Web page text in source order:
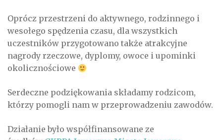
Oprócz przestrzeni do aktywnego, rodzinnego i
wesołego spędzenia czasu, dla wszystkich
uczestników przygotowano także atrakcyjne
nagrody rzeczowe, dyplomy, owoce i upominki
okolicznościowe
Serdeczne podziękowania składamy rodzicom,
którzy pomogli nam w przeprowadzeniu zawodów.
Działanie było współfinansowane ze